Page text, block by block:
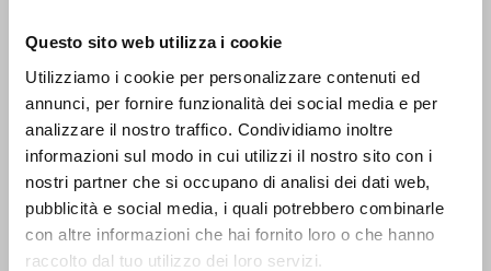
Questo sito web utilizza i cookie
Utilizziamo i cookie per personalizzare contenuti ed
annunci, per fornire funzionalità dei social media e per
analizzare il nostro traffico. Condividiamo inoltre
informazioni sul modo in cui utilizzi il nostro sito con i
nostri partner che si occupano di analisi dei dati web,
pubblicità e social media, i quali potrebbero combinarle
con altre informazioni che hai fornito loro o che hanno
raccolto dal tuo utilizzo dei loro servizi.
Ultime Notizie:
MESSICO: ASSEMBLEA PLENARIA OCD